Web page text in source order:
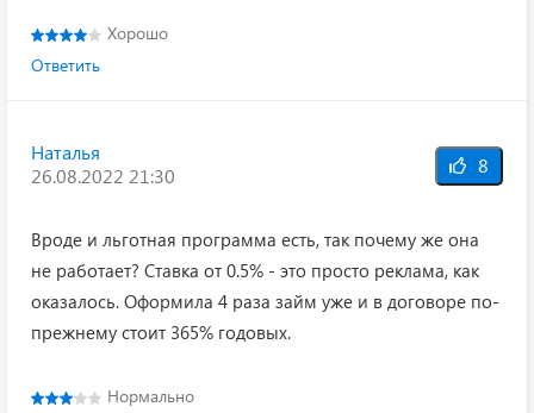
Хорошо
Ответить
Наталья
26.08.2022 21:30
8
Вроде и льготная программа есть, так почему же она
не работает? Ставка от 0.5% - это просто реклама, как
оказалось. Оформила 4 раза займ уже и в договоре по-
прежнему стоит 365% годовых.
Нормально